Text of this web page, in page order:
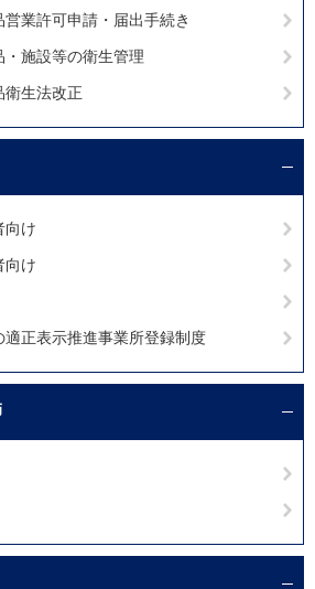
営業許可申請・届出手続き
・施設等の衛生管理
衛生法改正
向け
向け
適正表示推進事業所登録制度